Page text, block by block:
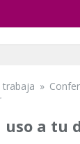
trabaja »
a tu